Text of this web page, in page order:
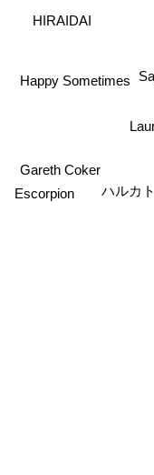
ハルカ
HIRAIDAI
Happy Sometimes
Escorpion
Gareth Coker